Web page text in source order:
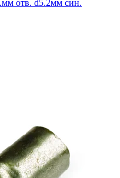
отв. d5.2мм син.